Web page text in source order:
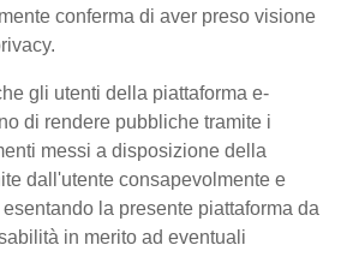
conferma di aver preso visione
gli utenti della piattaforma e-
di rendere pubbliche tramite i
messi a disposizione della
dall'utente consapevolmente e
la presente piattaforma da
in merito ad eventuali